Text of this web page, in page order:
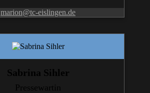
marion@tc-eislingen.de
Sabrina Sihler
Pressewartin